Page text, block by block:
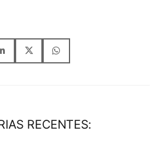
RECENTES: